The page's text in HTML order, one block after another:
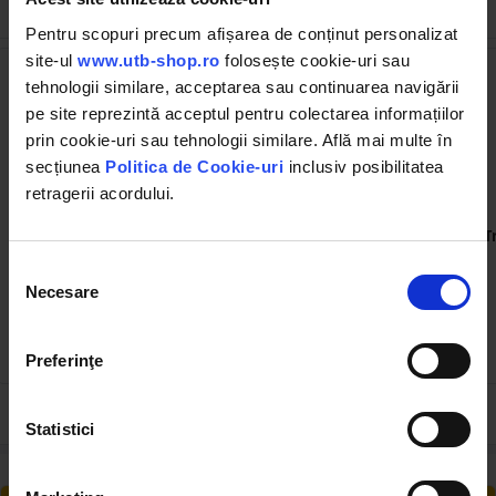
Pentru scopuri precum afișarea de conținut personalizat
site-ul www.utb-shop.ro folosește cookie-uri sau
tehnologii similare, acceptarea sau continuarea navigării
pe site reprezintă acceptul pentru colectarea informațiilor
prin cookie-uri sau tehnologii similare. Află mai multe în
secțiunea Politica de Cookie-uri inclusiv posibilitatea
retragerii acordului.
consimțământului
Necesare
Preferinţe
Statistici
Spray cu vaselina lichida
13.05 RON
Trusa O-ring 347 de piese